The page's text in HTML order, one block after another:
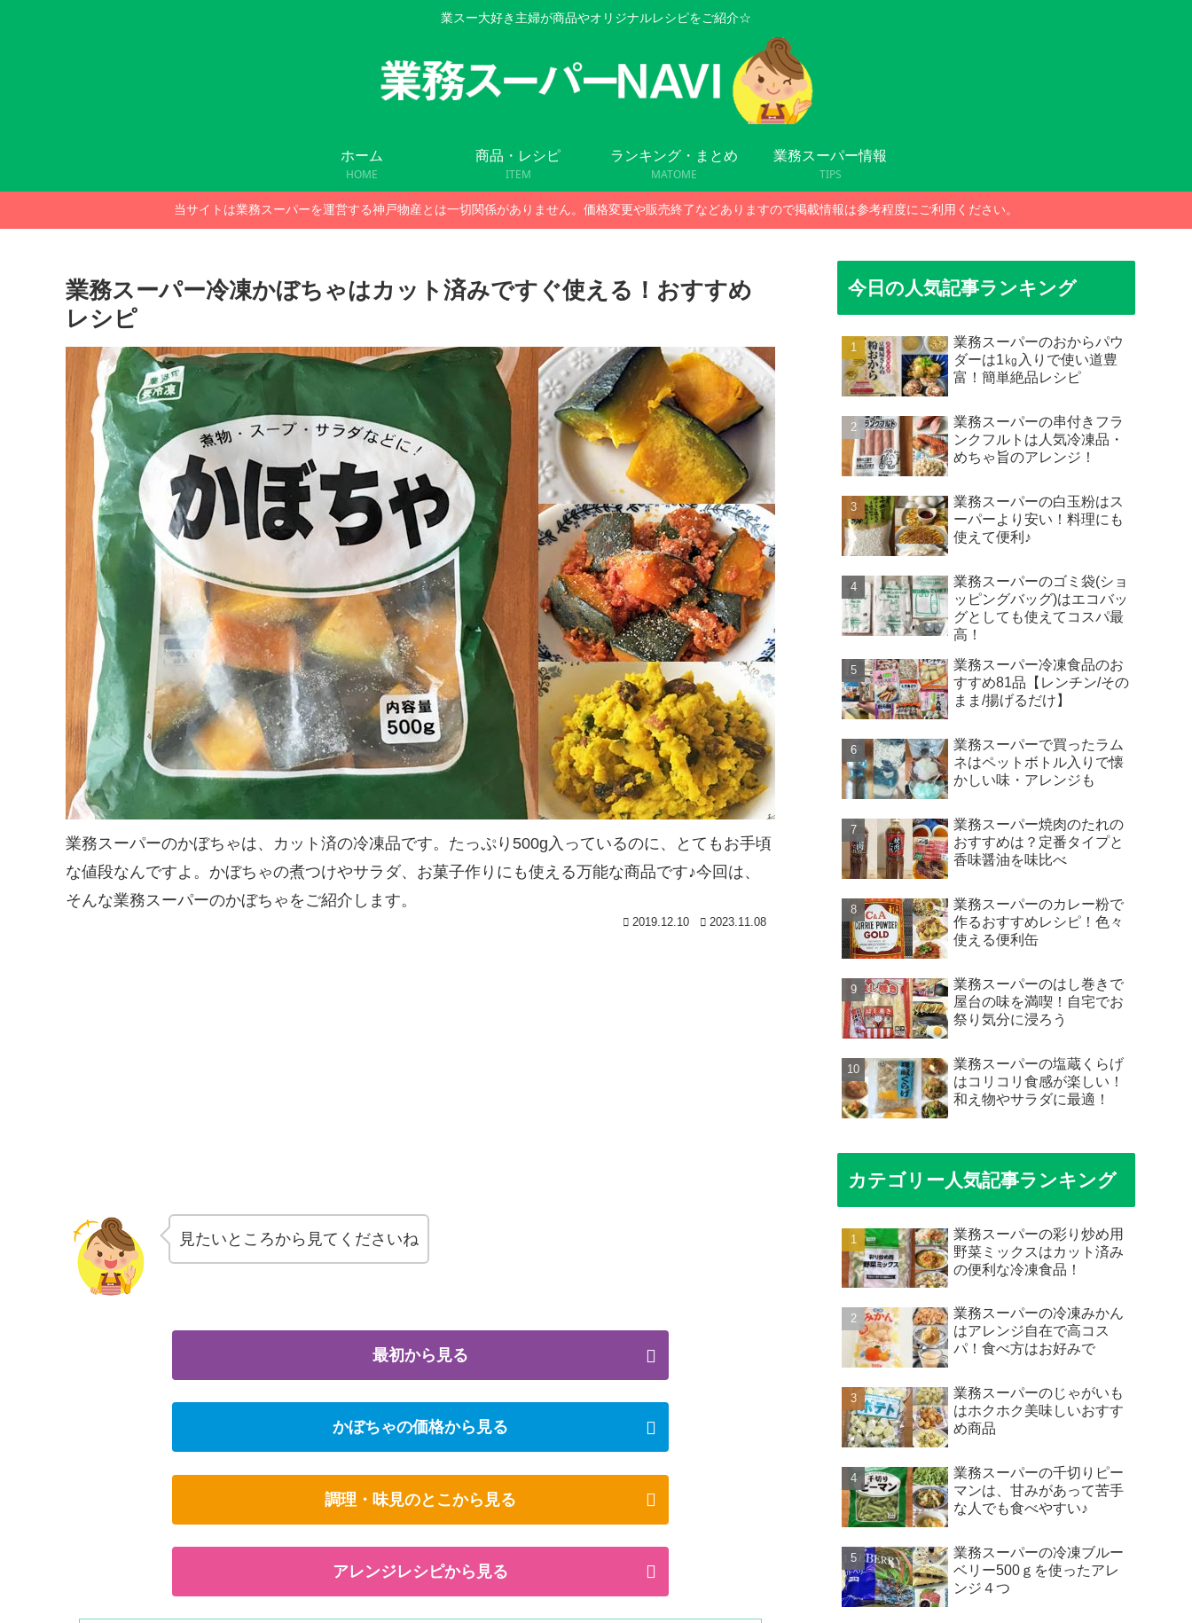
業スー大好き主婦が商品やオリジナルレシピをご紹介☆
ホーム
HOME
商品・レシピ
ITEM
ランキング・まとめ
MATOME
業務スーパー情報
TIPS
当サイトは業務スーパーを運営する神戸物産とは一切関係がありません。価格変更や販売終了などありますので掲載情報は参考程度にご利用ください。
業務スーパー冷凍かぼちゃはカット済みですぐ使える！おすすめ
レシピ
業務スーパーのかぼちゃは、カット済の冷凍品です。たっぷり500g入っているのに、とてもお手頃
な値段なんですよ。かぼちゃの煮つけやサラダ、お菓子作りにも使える万能な商品です♪今回は、
そんな業務スーパーのかぼちゃをご紹介します。
2019.12.10 2023.11.08
見たいところから見てくださいね
最初から見る
かぼちゃの価格から見る
調理・味見のとこから見る
アレンジレシピから見る
今日の人気記事ランキング
業務スーパーのおからパウ
ダーは1㎏入りで使い道豊
富！簡単絶品レシピ
業務スーパーの串付きフラ
ンクフルトは人気冷凍品・
めちゃ旨のアレンジ！
業務スーパーの白玉粉はス
ーパーより安い！料理にも
使えて便利♪
業務スーパーのゴミ袋(ショ
ッピングバッグ)はエコバッ
グとしても使えてコスパ最
高！
業務スーパー冷凍食品のお
すすめ81品【レンチン/その
まま/揚げるだけ】
業務スーパーで買ったラム
ネはペットボトル入りで懐
かしい味・アレンジも
業務スーパー焼肉のたれの
おすすめは？定番タイプと
香味醤油を味比べ
業務スーパーのカレー粉で
作るおすすめレシピ！色々
使える便利缶
業務スーパーのはし巻きで
屋台の味を満喫！自宅でお
祭り気分に浸ろう
業務スーパーの塩蔵くらげ
はコリコリ食感が楽しい！
和え物やサラダに最適！
カテゴリー人気記事ランキング
業務スーパーの彩り炒め用
野菜ミックスはカット済み
の便利な冷凍食品！
業務スーパーの冷凍みかん
はアレンジ自在で高コス
パ！食べ方はお好みで
業務スーパーのじゃがいも
はホクホク美味しいおすす
め商品
業務スーパーの千切りピー
マンは、甘みがあって苦手
な人でも食べやすい♪
業務スーパーの冷凍ブルー
ベリー500ｇを使ったアレ
ンジ４つ